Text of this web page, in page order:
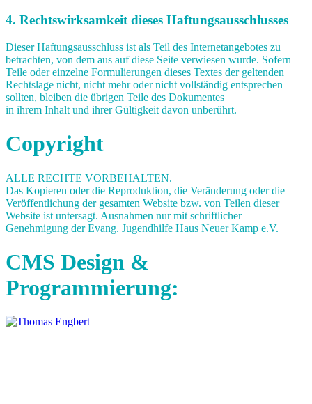
4. Rechtswirksamkeit dieses Haftungsausschlusses
Dieser Haftungsausschluss ist als Teil des Internetangebotes zu
betrachten, von dem aus auf diese Seite verwiesen wurde. Sofern
Teile oder einzelne Formulierungen dieses Textes der geltenden
Rechtslage nicht, nicht mehr oder nicht vollständig entsprechen
sollten, bleiben die übrigen Teile des Dokumentes
in ihrem Inhalt und ihrer Gültigkeit davon unberührt.
Copyright
ALLE RECHTE VORBEHALTEN.
Das Kopieren oder die Reproduktion, die Veränderung oder die
Veröffentlichung der gesamten Website bzw. von Teilen dieser
Website ist untersagt. Ausnahmen nur mit schriftlicher
Genehmigung der Evang. Jugendhilfe Haus Neuer Kamp e.V.
CMS Design &
Programmierung: